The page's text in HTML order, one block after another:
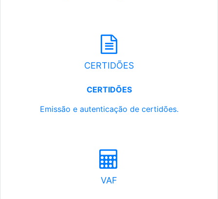
CERTIDÕES
CERTIDÕES
Emissão e autenticação de certidões.
VAF